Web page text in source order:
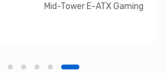
Mid-Tower E-ATX Gaming